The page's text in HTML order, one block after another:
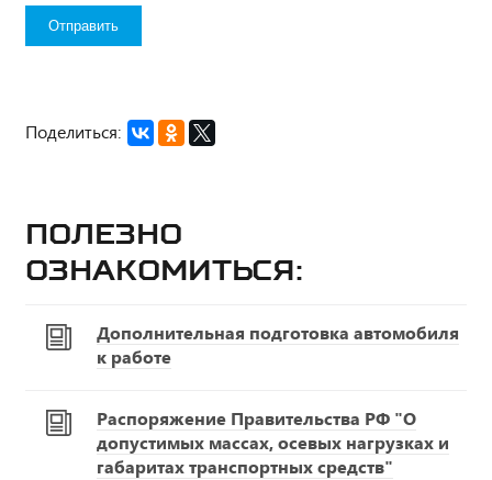
Поделиться:
Полезно
ознакомиться:
Дополнительная подготовка автомобиля
к работе
Распоряжение Правительства РФ "О
допустимых массах, осевых нагрузках и
габаритах транспортных средств"